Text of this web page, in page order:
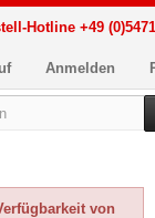
Hotline +49
Anmelden
von